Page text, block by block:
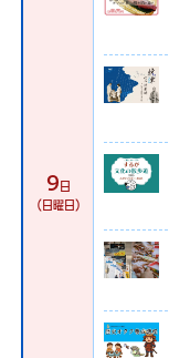
9 日
（日曜日）